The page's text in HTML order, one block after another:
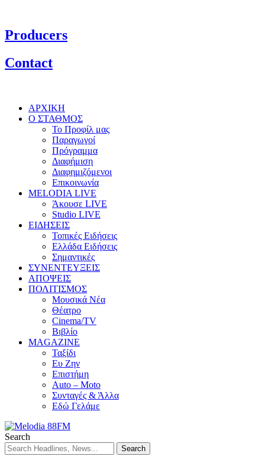
Producers
Contact
ΑΡΧΙΚΗ
Ο ΣΤΑΘΜΟΣ
Το Προφίλ μας
Παραγωγοί
Πρόγραμμα
Διαφήμιση
Διαφημιζόμενοι
Επικοινωνία
MELODIA LIVE
Άκουσε LIVE
Studio LIVE
ΕΙΔΗΣΕΙΣ
Τοπικές Ειδήσεις
Ελλάδα Ειδήσεις
Σημαντικές
ΣΥΝΕΝΤΕΥΞΕΙΣ
ΑΠΟΨΕΙΣ
ΠΟΛΙΤΙΣΜΟΣ
Μουσικά Νέα
Θέατρο
Cinema/TV
Βιβλίο
MAGAZINE
Ταξίδι
Ευ Ζην
Επιστήμη
Auto – Moto
Συνταγές & Άλλα
Εδώ Γελάμε
Search